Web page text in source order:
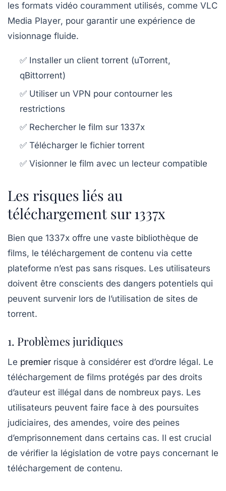
les formats vidéo couramment utilisés, comme VLC
Media Player, pour garantir une expérience de
visionnage fluide.
✅ Installer un client torrent (uTorrent,
qBittorrent)
✅ Utiliser un VPN pour contourner les
restrictions
✅ Rechercher le film sur 1337x
✅ Télécharger le fichier torrent
✅ Visionner le film avec un lecteur compatible
Les risques liés au
téléchargement sur 1337x
Bien que 1337x offre une vaste bibliothèque de
films, le téléchargement de contenu via cette
plateforme n’est pas sans risques. Les utilisateurs
doivent être conscients des dangers potentiels qui
peuvent survenir lors de l’utilisation de sites de
torrent.
1. Problèmes juridiques
Le premier risque à considérer est d’ordre légal. Le
téléchargement de films protégés par des droits
d’auteur est illégal dans de nombreux pays. Les
utilisateurs peuvent faire face à des poursuites
judiciaires, des amendes, voire des peines
d’emprisonnement dans certains cas. Il est crucial
de vérifier la législation de votre pays concernant le
téléchargement de contenu.